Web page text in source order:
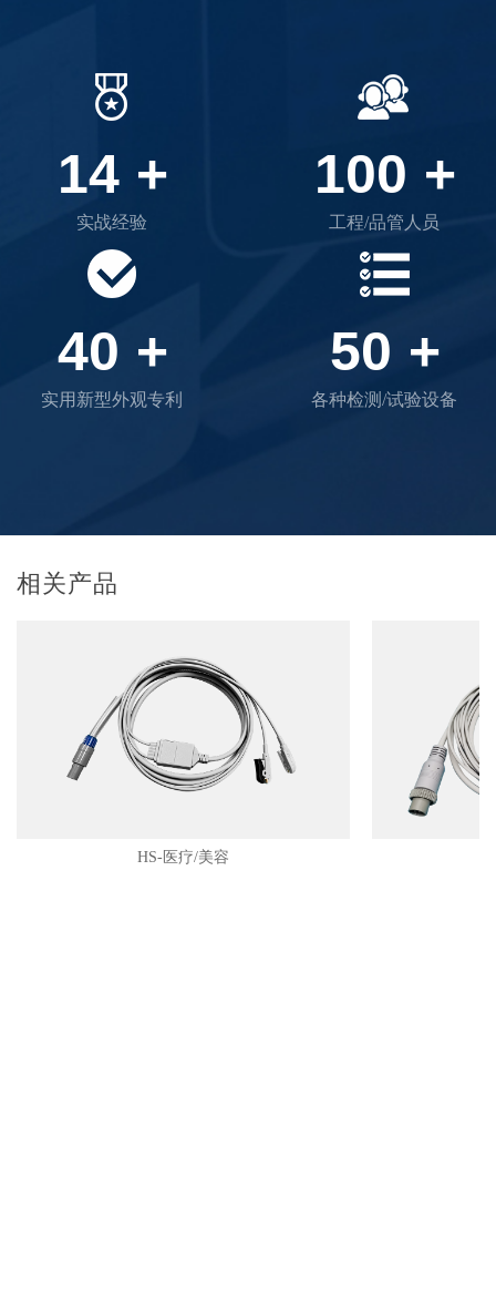
14 +
实战经验
100 +
工程/品管人员
40 +
实用新型外观专利
50 +
各种检测/试验设备
相关产品
HS-医疗/美容